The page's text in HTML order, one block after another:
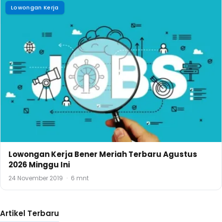
Lowongan Kerja
Lowongan Kerja Bener Meriah Terbaru Agustus
2026 Minggu Ini
24 November 2019 · 6 mnt
Artikel Terbaru